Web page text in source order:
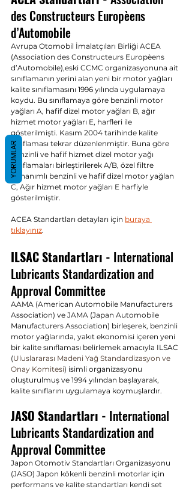
des Constructeurs Europèens
d’Automobile
Avrupa Otomobil İmalatçıları Birliği ACEA
(Association des Constructeurs Europèens
d’Automobile),eski CCMC organizasyonuna ait
sınıflamanın yerini alan yeni bir motor yağları
kalite sınıflamasını 1996 yılında uygulamaya
koydu. Bu sınıflamaya göre benzinli motor
yağları A, hafif dizel motor yağları B, ağır
hizmet motor yağları E, harfleri ile
gösterilmişti. Kasım 2004 tarihinde kalite
sınıflaması tekrar düzenlenmiştir. Buna göre
benzinli ve hafif hizmet dizel motor yağı
sınıflamaları birleştirilerek A/B, özel filtre
donanımlı benzinli ve hafif dizel motor yağlan
C, Ağır hizmet motor yağları E harfiyle
gösterilmiştir.
ACEA Standartları detayları için buraya
tıklayınız.
ILSAC Standartları - International
Lubricants Standardization and
Approval Committee
AAMA (American Automobile Manufacturers
Association) ve JAMA (Japan Automobile
Manufacturers Association) birleşerek, benzinli
motor yağlarında, yakıt ekonomisi içeren yeni
bir kalite sınıflaması belirlemek amacıyla ILSAC
(Uluslararası Madeni Yağ Standardizasyon ve
Onay Komitesi) isimli organizasyonu
oluşturulmuş ve 1994 yılından başlayarak,
kalite sınıflarını uygulamaya koymuşlardır.
JASO Standartları - International
Lubricants Standardization and
Approval Committee
Japon Otomotiv Standartları Organizasyonu
(JASO) Japon kökenli benzinli motorlar için
performans ve kalite standartları kendi set
YORUMLAR